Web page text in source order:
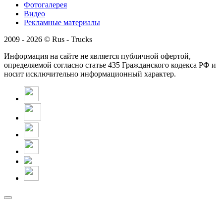
Фотогалерея
Видео
Рекламные материалы
2009 - 2026 © Rus - Trucks
Информация на сайте не является публичной офертой,
определяемой согласно статье 435 Гражданского кодекса РФ и
носит исключительно информационный характер.